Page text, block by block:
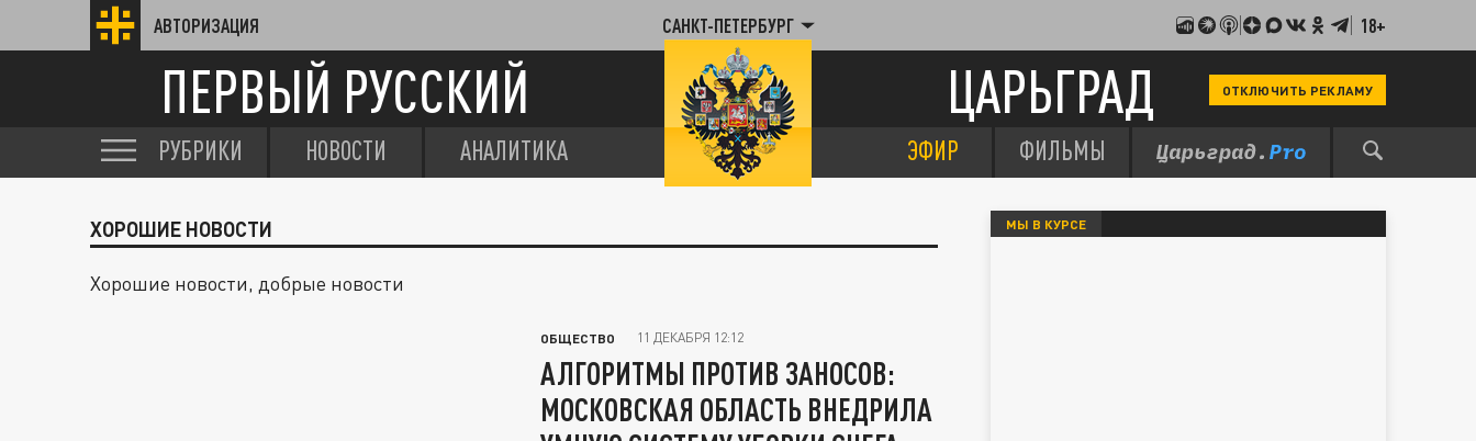
АВТОРИЗАЦИЯ САНКТ-ПЕТЕРБУРГ 18+
ПЕРВЫЙ РУССКИЙ ЦАРЬГРАД ОТКЛЮЧИТЬ РЕКЛАМУ
РУБРИКИ НОВОСТИ АНАЛИТИКА ЭФИР ФИЛЬМЫ
ХОРОШИЕ НОВОСТИ
Хорошие новости, добрые новости
ОБЩЕСТВО 11 ДЕКАБРЯ 12:12
АЛГОРИТМЫ ПРОТИВ ЗАНОСОВ:
МОСКОВСКАЯ ОБЛАСТЬ ВНЕДРИЛА
МЫ В КУРСЕ